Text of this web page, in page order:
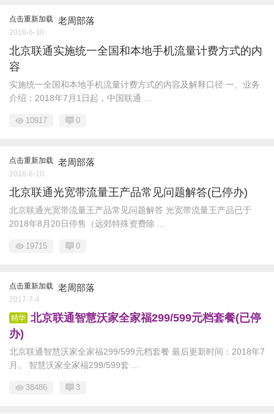
点击重新加载 老周部落
2018-6-30
北京联通实施统一全国和本地手机流量计费方式的内
容
实施统一全国和本地手机流量计费方式的内容及解释口径 一、业务
介绍：2018年7月1日起，中国联通 ...
10917 0
点击重新加载 老周部落
2018-6-10
北京联通光宽带流量王产品常见问题解答(已停办)
北京联通光宽带流量王产品常见问题解答 光宽带流量王产品已于
2018年8月20日停售（远郊特殊资费除 ...
19715 0
点击重新加载 老周部落
2017-7-4
精华 北京联通智慧沃家全家福299/599元档套餐(已停
办)
北京联通智慧沃家全家福299/599元档套餐 最后更新时间：2018年7
月。 智慧沃家全家福299/599套 ...
38486 3